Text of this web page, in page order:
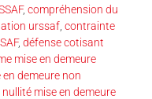
, compréhension du
urssaf contrainte
, défense cotisant
mise en demeure
en demeure non
nullité mise en demeure